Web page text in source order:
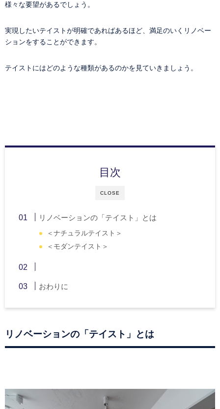
様々な要望があるでしょう。
実現したいテイストが明確であればあるほど、満足のいくリノベー
ションをすることができます。
テイストにはどのような種類があるのかを見ていきましょう。
CLOSE
目次
リノベーションの「テイスト」とは
＜ナチュラルテイスト＞
＜モダンテイスト＞
おわりに
リノベーションの「テイスト」とは